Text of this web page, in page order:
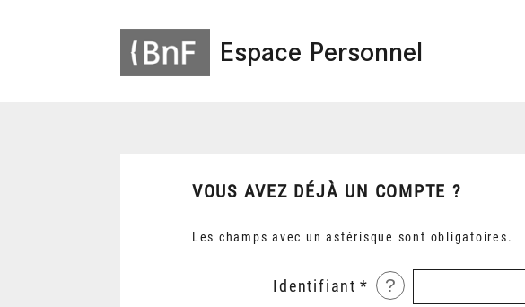
Espace Personnel
VOUS AVEZ DÉJÀ UN COMPTE ?
Les champs avec un astérisque sont obligatoires.
Identifiant ?